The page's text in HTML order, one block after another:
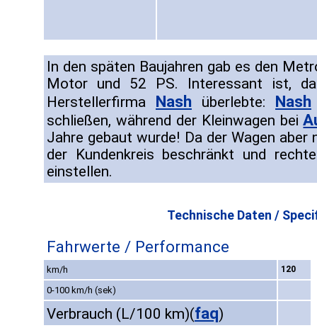
In den späten Baujahren gab es den
Motor und 52 PS. Interessant ist,
Herstellerfirma Nash überlebte: Nash
schließen, während der Kleinwagen bei
Jahre gebaut wurde! Da der Wagen
der Kundenkreis beschränkt und
einstellen.
Technische Daten /
Fahrwerte / Performance
km/h 120
0-100 km/h (sek)
Verbrauch (L/100 km)(faq)